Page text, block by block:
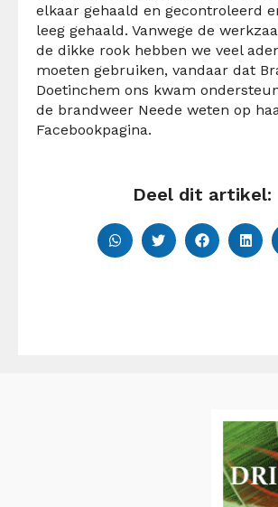
elkaar gehaald en gecontroleerd
leeg gehaald. Vanwege de
de dikke rook hebben we veel
moeten gebruiken, vandaar dat
Doetinchem ons kwam
de brandweer Neede weten op
Facebookpagina.
Deel dit artikel: